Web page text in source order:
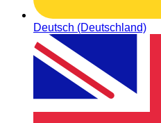
Deutsch (Deutschland)